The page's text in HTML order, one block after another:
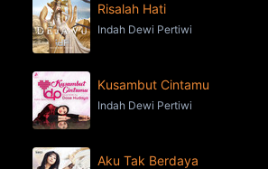
Risalah Hati
Indah Dewi Pertiwi
Kusambut Cintamu
Indah Dewi Pertiwi
Aku Tak Berdaya